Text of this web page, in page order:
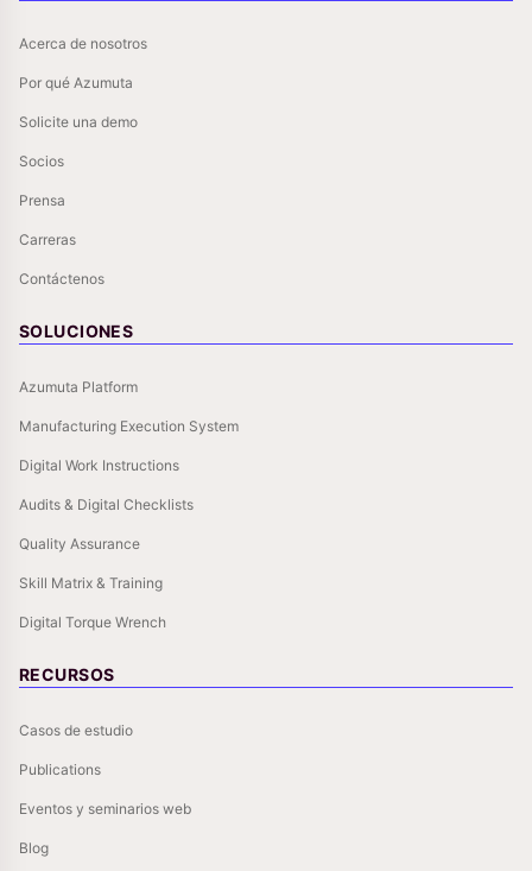
Acerca de nosotros
Por qué Azumuta
Solicite una demo
Socios
Prensa
Carreras
Contáctenos
SOLUCIONES
Azumuta Platform
Manufacturing Execution System
Digital Work Instructions
Audits & Digital Checklists
Quality Assurance
Skill Matrix & Training
Digital Torque Wrench
RECURSOS
Casos de estudio
Publications
Eventos y seminarios web
Blog